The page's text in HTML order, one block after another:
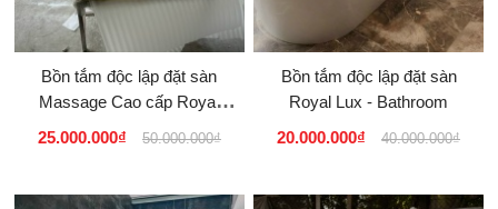
Bồn tắm độc lập đặt sàn
Massage Cao cấp Royal
Lux
25.000.000₫ 50.000.000₫
Bồn tắm độc lập đặt sàn
Royal Lux - Bathroom
20.000.000₫
40.000.000₫